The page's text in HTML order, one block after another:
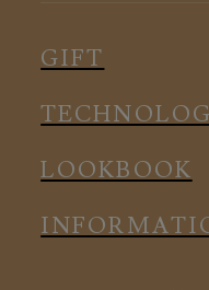
アクセサリー
ルームウェア
アクセサリー
GIFT
LOOKBOOK